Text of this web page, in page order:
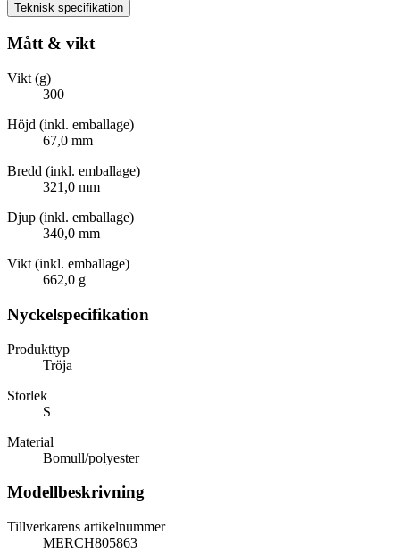
Teknisk specifikation
Mått & vikt
Vikt (g)
300
Höjd (inkl. emballage)
67,0 mm
Bredd (inkl. emballage)
321,0 mm
Djup (inkl. emballage)
340,0 mm
Vikt (inkl. emballage)
662,0 g
Nyckelspecifikation
Produkttyp
Tröja
Storlek
S
Material
Bomull/polyester
Modellbeskrivning
Tillverkarens artikelnummer
MERCH805863